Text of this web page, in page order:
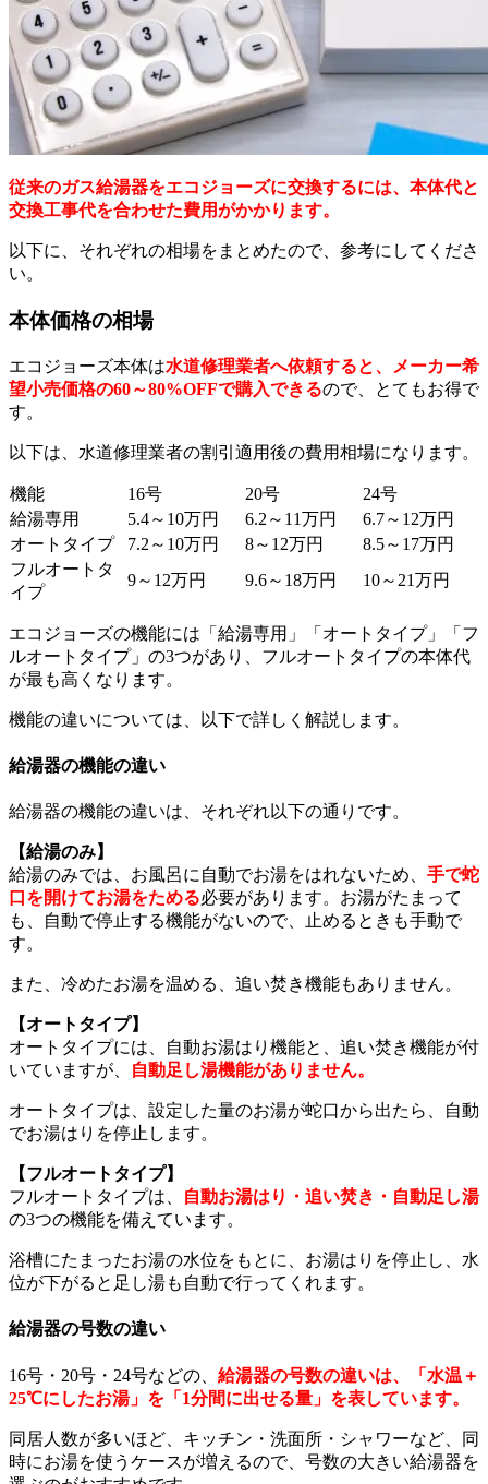
従来のガス給湯器をエコジョーズに交換するには、本体代と
交換工事代を合わせた費用がかかります。
以下に、それぞれの相場をまとめたので、参考にしてくださ
い。
本体価格の相場
エコジョーズ本体は水道修理業者へ依頼すると、メーカー希
望小売価格の60～80%OFFで購入できるので、とてもお得で
す。
以下は、水道修理業者の割引適用後の費用相場になります。
機能 16号 20号
24号
給湯専用
5.4～10万円 6.2～11万円
6.7～12万円
オートタイプ
7.2～10万円 8～12万円
8.5～17万円
フルオートタ
イプ
9～12万円 9.6～18万円 10～21万円
エコジョーズの機能には「給湯専用」「オートタイプ」「フ
ルオートタイプ」の3つがあり、フルオートタイプの本体代
が最も高くなります。
機能の違いについては、以下で詳しく解説します。
給湯器の機能の違い
給湯器の機能の違いは、それぞれ以下の通りです。
【給湯のみ】
給湯のみでは、お風呂に自動でお湯をはれないため、 手で蛇
口を開けてお湯をためる必要があります。お湯がたまって
も、自動で停止する機能がないので、止めるときも手動で
す。
また、冷めたお湯を温める、追い焚き機能もありません。
【オートタイプ】
オートタイプには、自動お湯はり機能と、追い焚き機能が付
いていますが、
自動足し湯機能がありません。
オートタイプは、設定した量のお湯が蛇口から出たら、自動
でお湯はりを停止します。
【フルオートタイプ】
フルオートタイプは、
自動お湯はり・追い焚き・自動足し湯
の3つの機能を備えています。
浴槽にたまったお湯の水位をもとに、お湯はりを停止し、水
位が下がると足し湯も自動で行ってくれます。
給湯器の号数の違い
16号・20号・24号などの、 給湯器の号数の違いは、「水温＋
25℃にしたお湯」を「1分間に出せる量」を表しています。
同居人数が多いほど、キッチン・洗面所・シャワーなど、同
時にお湯を使うケースが増えるので、号数の大きい給湯器を